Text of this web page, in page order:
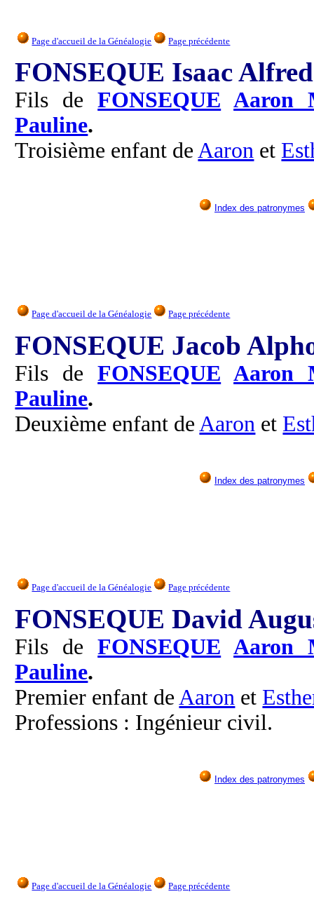
Page d'accueil de la Généalogie Page précédente
FONSEQUE Isaac Alfred
Fils deFONSEQUE Aaron
Pauline.
Troisième enfant deAaron et
Index des patronymes
Page d'accueil de la Généalogie Page précédente
FONSEQUE Jacob
Fils deFONSEQUE Aaron
Pauline.
Deuxième enfant de Aaron et
Index des patronymes
Page d'accueil de la Généalogie Page précédente
FONSEQUE David
Fils deFONSEQUE Aaron
Pauline.
Premier enfant de Aaron et
Professions : Ingénieur civil.
Index des patronymes
Page d'accueil de la Généalogie Page précédente